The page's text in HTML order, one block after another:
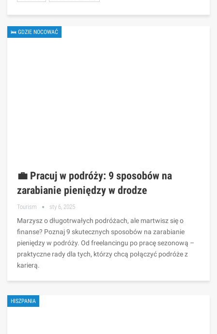
🛌 GDZIE NOCOWAĆ
💼 Pracuj w podróży: 9 sposobów na
zarabianie pieniędzy w drodze
Tourism sty 6, 2025
Marzysz o długotrwałych podróżach, ale martwisz się o
finanse? Poznaj 9 skutecznych sposobów na zarabianie
pieniędzy w podróży. Od freelancingu po pracę sezonową –
praktyczne rady dla tych, którzy chcą połączyć podróże z
karierą.
HISZPANIA